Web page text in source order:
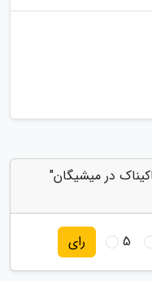
در میشیگان"
5 رای